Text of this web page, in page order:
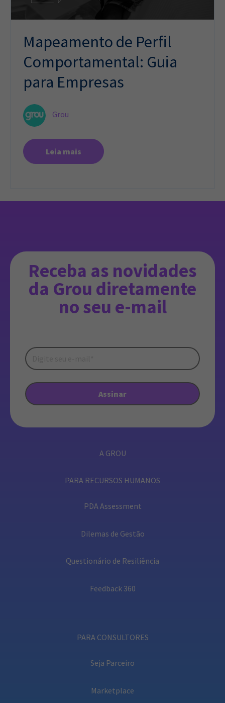
Mapeamento de Perfil
Comportamental: Guia
para Empresas
Grou
Leia mais
A GROU
PARA RECURSOS HUMANOS
PDA Assessment
Dilemas de Gestão
Questionário de Resiliência
Feedback 360
PARA CONSULTORES
Seja Parceiro
Marketplace
Receba as novidades
da Grou diretamente
no seu e-mail